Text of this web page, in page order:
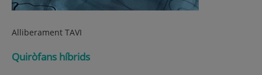
Alliberament TAVI
Quiròfans híbrids